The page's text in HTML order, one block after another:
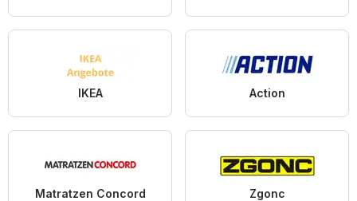
IKEA Action
Matratzen Concord Zgonc